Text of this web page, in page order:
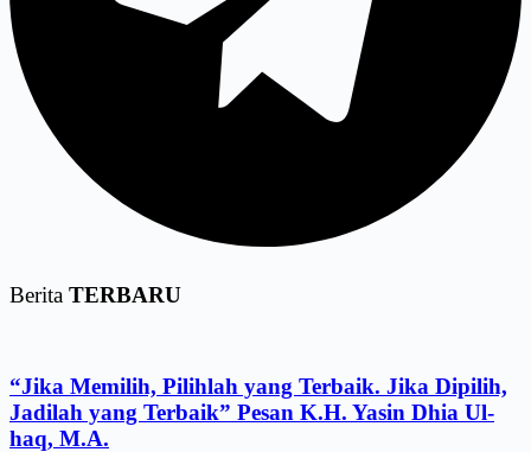
Berita TERBARU
“Jika Memilih, Pilihlah yang Terbaik. Jika Dipilih,
Jadilah yang Terbaik” Pesan K.H. Yasin Dhia Ul-
haq, M.A.